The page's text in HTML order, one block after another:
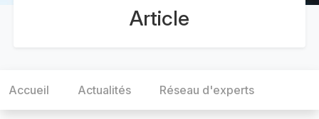
Article
Accueil Actualités Réseau d'experts